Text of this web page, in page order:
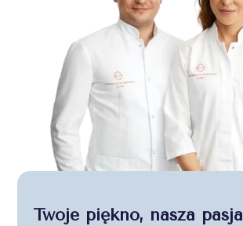
Twoje piękno, nasza pasja